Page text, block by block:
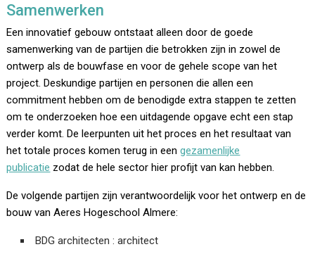
Samenwerken
Een innovatief gebouw ontstaat alleen door de goede
samenwerking van de partijen die betrokken zijn in zowel de
ontwerp als de bouwfase en voor de gehele scope van het
project. Deskundige partijen en personen die allen een
commitment hebben om de benodigde extra stappen te zetten
om te onderzoeken hoe een uitdagende opgave echt een stap
verder komt. De leerpunten uit het proces en het resultaat van
het totale proces komen terug in eengezamenlijke
publicatie zodat de hele sector hier profijt van kan hebben.
De volgende partijen zijn verantwoordelijk voor het ontwerp en de
bouw van Aeres Hogeschool Almere:
BDG architecten : architect